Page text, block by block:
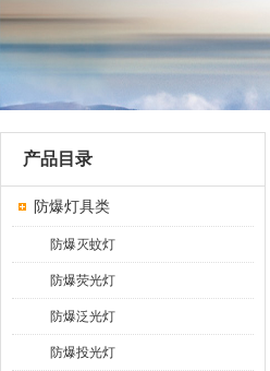
产品目录
防爆灯具类
防爆灭蚊灯
防爆荧光灯
防爆泛光灯
防爆投光灯